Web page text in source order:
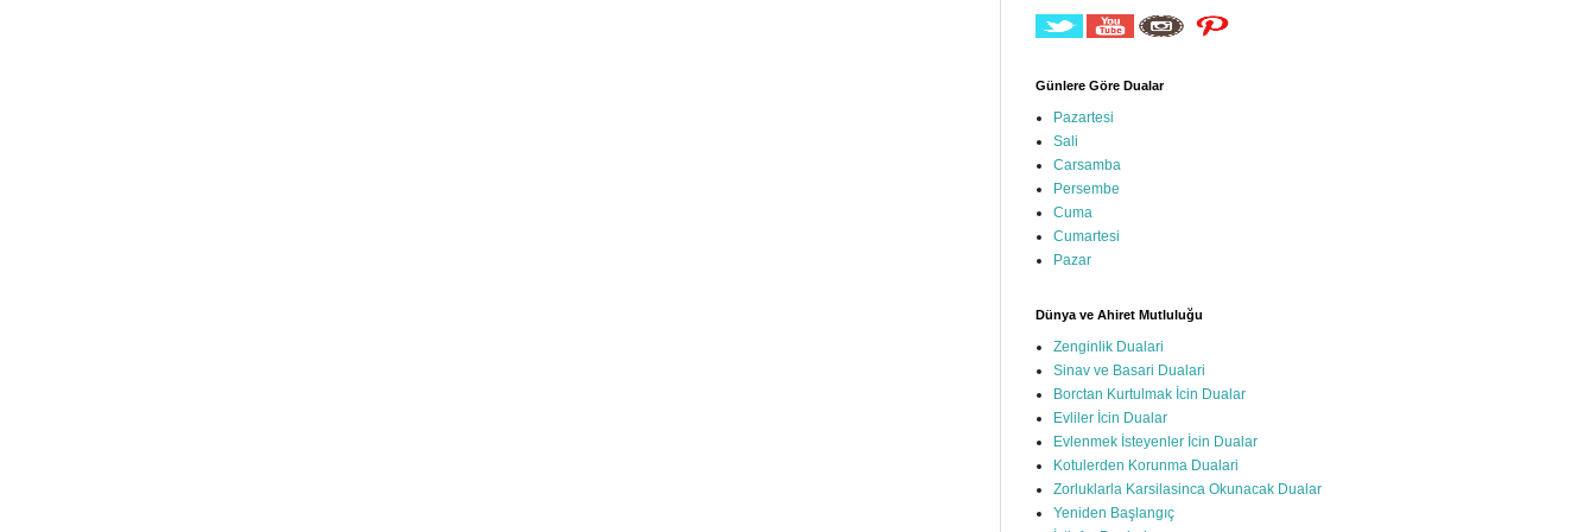
Günlere Göre Dualar
Pazartesi
Sali
Carsamba
Persembe
Cuma
Cumartesi
Pazar
Dünya ve Ahiret Mutluluğu
Zenginlik Dualari
Sinav ve Basari Dualari
Borctan Kurtulmak İcin Dualar
Evliler İcin Dualar
Evlenmek İsteyenler İcin Dualar
Kotulerden Korunma Dualari
Zorluklarla Karsilasinca Okunacak Dualar
Yeniden Başlangıç